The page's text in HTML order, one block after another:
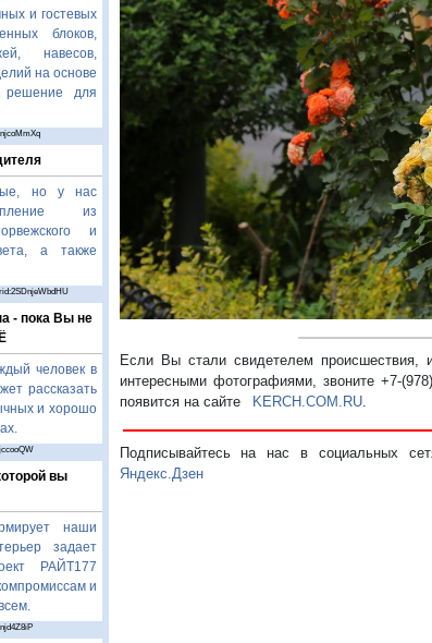
и гостевых
блоков,
навесов,
на основе
решение для
но у нас
из
и
а также
- пока Вы не
человек в
рассказать
и хорошо
вы
наши
задает
РАЙТ177
и
Предыдущий
Если Вы стали свидетелем происшествия,
интересными фотографиями, звоните +7-
появится на сайте KERCH.COM.RU.
Подписывайтесь на нас в социальных
Яндекс.Дзен